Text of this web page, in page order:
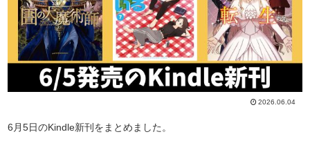
2026.06.04
6月5日のKindle新刊をまとめました。